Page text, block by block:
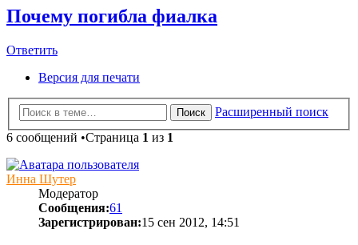
Почему погибла фиалка
Ответить
Версия для печати
Поиск
Расширенный поиск
6 сообщений •Страница 1 из 1
Инна Шутер
Модератор
Сообщения:61
Зарегистрирован:15 сен 2012, 14:51